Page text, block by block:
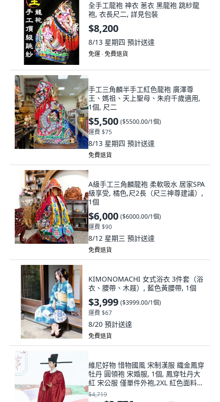
全手工龍袍 神衣 蔥衣 黑龍袍 跳紗龍
袍, 衣長尺二, 詳見包裝
$8,200
8/13 星期四 預計送達
免運 ∙ 免費退貨
手工三角麟半手工紅色龍袍 廣澤尊
王、媽祖、天上聖母、朱府千歲適用,
1個, 尺二
$5,500 ($5500.00/1個)
運費 $75
8/13 星期四 預計送達
免費退貨
A級手工三角麟龍袍 柔軟吸水 居家SPA
級享受, 橘色,尺2長（尺三神尊建議）,
1個
$6,000 ($6000.00/1個)
運費 $90
8/12 星期三 預計送達
免費退貨
KIMONOMACHI 女式浴衣 3件套（浴
衣、腰帶、木屐）, 藍色黃腰帶, 1個
$3,999 ($3999.00/1個)
運費 $67
8/20 預計送達
免費退貨
維尼好物 惜物國風 宋制漢服 織金鳳穿
牡丹 圓領袍 宋婚服, 1個, 鳳穿牡丹大
紅 宋公服 僅單件外袍,2XL 紅色面料易
掉色建議單獨洗滌, 鳳穿牡丹大紅
$4,719